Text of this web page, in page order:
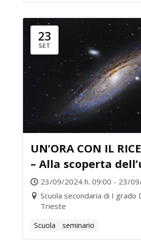
23
SET
UN’ORA CON IL
– Alla scoperta
i mille volti delle
23/09/2024 h. 09:00 - 23/
Scuola secondaria di I grado
Trieste
Scuola seminario